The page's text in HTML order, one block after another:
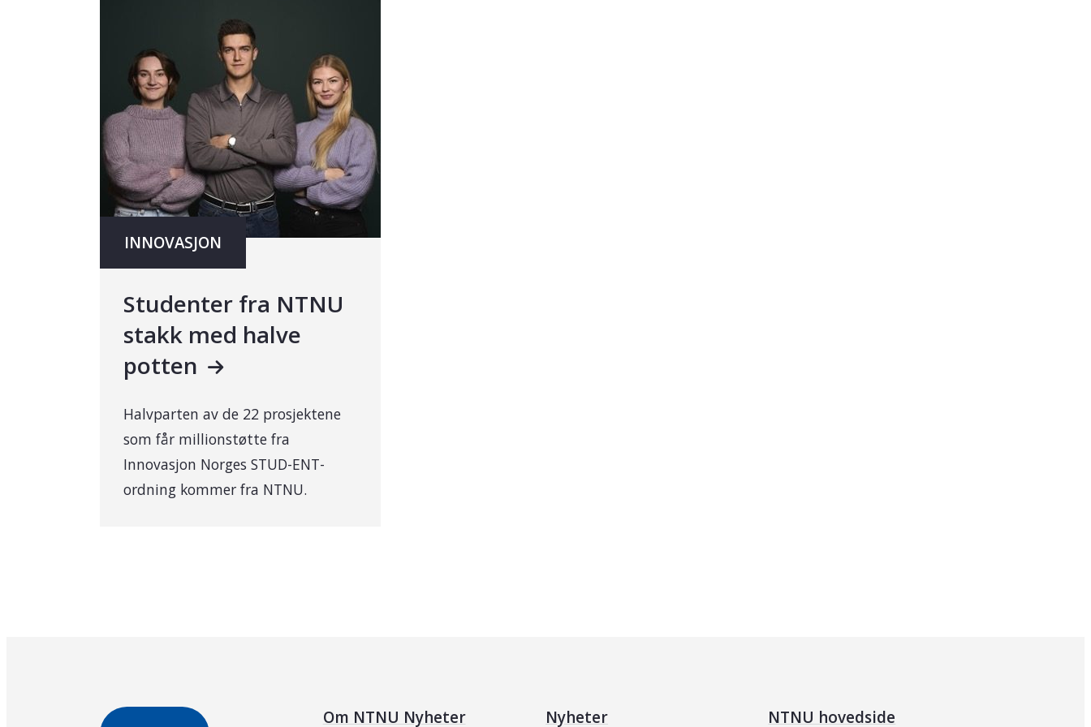
INNOVASJON
Studenter fra NTNU
stakk med halve
potten
Halvparten av de 22 prosjektene
som får millionstøtte fra
Innovasjon Norges STUD-ENT-
ordning kommer fra NTNU.
Om NTNU Nyheter Nyheter NTNU hovedside